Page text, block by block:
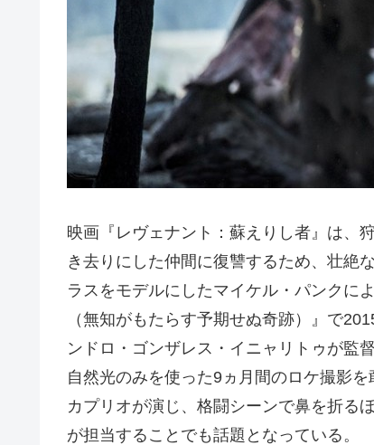
映画『レヴェナント：蘇えりし者』は、
き去りにした仲間に復讐するため、壮絶
ラスをモデルにしたマイケル・パンクに
（無知がもたらす予期せぬ奇跡）』で
ンドロ・ゴンザレス・イニャリトゥが監
自然光のみを使った9ヵ月間のロケ撮影
カプリオが演じ、格闘シーンで鼻を折る
が担当することでも話題となっている。